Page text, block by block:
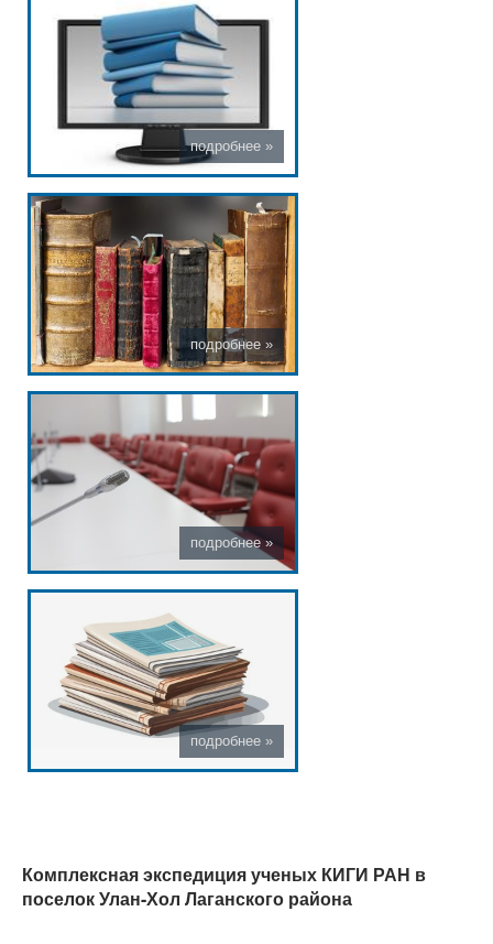
Комплексная экспедиция ученых КИГИ РАН в
поселок Улан-Хол Лаганского района